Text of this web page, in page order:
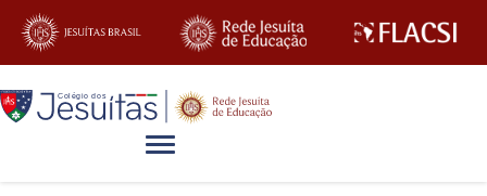
Alternar navegação